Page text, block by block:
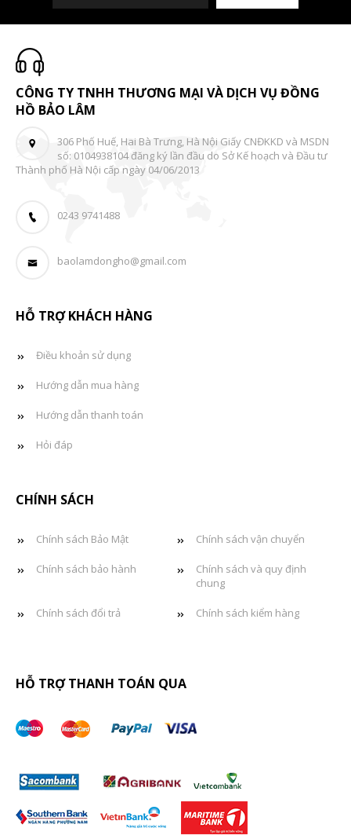
CÔNG TY TNHH THƯƠNG MẠI VÀ DỊCH VỤ ĐỒNG
HỒ BẢO LÂM
306 Phố Huế, Hai Bà Trưng, Hà Nội Giấy CNĐKKD và MSDN
số: 0104938104 đăng ký lần đầu do Sở Kế hoạch và Đầu tư
Thành phố Hà Nội cấp ngày 04/06/2013
0243 9741488
baolamdongho@gmail.com
HỖ TRỢ KHÁCH HÀNG
Điều khoản sử dụng
Hướng dẫn mua hàng
Hướng dẫn thanh toán
Hỏi đáp
CHÍNH SÁCH
Chính sách Bảo Mật Chính sách vận chuyển
Chính sách bảo hành
Chính sách và quy định
chung
Chính sách đổi trả Chính sách kiểm hàng
HỖ TRỢ THANH TOÁN QUA